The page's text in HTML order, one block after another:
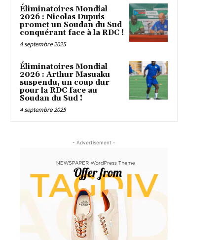
Éliminatoires Mondial
2026 : Nicolas Dupuis
promet un Soudan du Sud
conquérant face à la RDC !
4 septembre 2025
Éliminatoires Mondial
2026 : Arthur Masuaku
suspendu, un coup dur
pour la RDC face au
Soudan du Sud !
4 septembre 2025
- Advertisement -